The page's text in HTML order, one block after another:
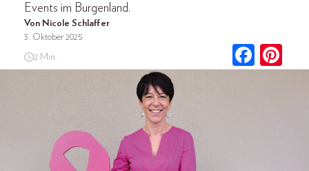
Events im Burgenland.
Von Nicole Schlaffer
3. Oktober 2025
2 Min.